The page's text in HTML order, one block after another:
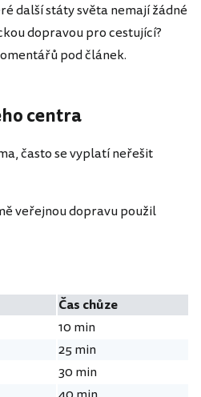
další státy světa nemají žádné
dopravou pro cestující?
pod článek.
centra
často se vyplatí neřešit
veřejnou dopravu použil
Čas chůze
10 min
25 min
30 min